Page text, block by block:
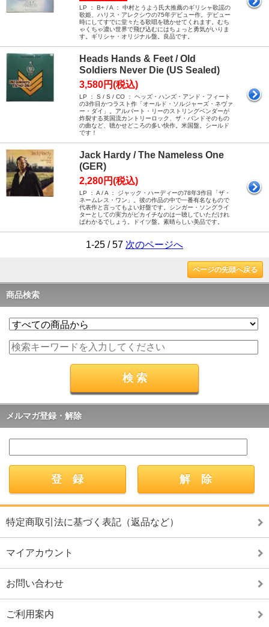
LP ： B+ / A ： 中村とうよう氏大推薦のギリシャ歌謡の
歌姫、ハリス・アレクシウの75年デビュー作。デビュー
時にしてすでに堂々たる歌唱を聴かせてくれます。むち
ゃくちゃ濃い世界で飛び込むにはちょっと勇気がいりま
す。ギリシャ・オリジナル盤。良品です。
Heads Hands & Feet / Old
Soldiers Never Die (US Sealed)
3,580円(税込)
LP ： S / S / CO ： ヘッズ・ハンズ・アンド・フィート
の3作目かつラスト作「オールド・ソルジャーズ・ネヴァ
ー・ダイ」。アルバート・リーのストリングベンダーが
炸裂する英国流カントリーロック、ザ・バンドそのもの
の曲など、聴かせどころの多い快作。米国盤。シールド
です！
Jack Hardy / The Nameless One
(GER)
2,280円(税込)
LP ： A / A ： ジャック・ハーディーの78年3作目「ザ・
ネームレス・ワン」。彼の作品の中で一番有名なもので
代表作と言ってもよい好盤です。シンガー・ソングライ
ターとしての実力がピカイチなのは一聴していただけれ
ばわかるでしょう。ドイツ盤。素晴らしい美品です。
1-25 / 57 次のページへ
ページの先頭へ戻る
商品検索
メルマガ登録・解除
特定商取引法に基づく表記（返品など）
マイアカウント
お問い合わせ
ご利用案内